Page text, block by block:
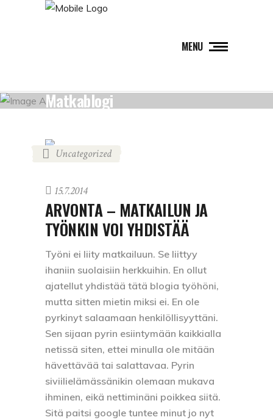
MENU
Matkablogi
Uncategorized
15.7.2014
ARVONTA – MATKAILUN JA
TYÖNKIN VOI YHDISTÄÄ
Työni ei liity matkailuun. Se liittyy
ihaniin suolaisiin herkkuihin. En ollut
ajatellut yhdistää tätä blogia työhöni,
mutta sitten mietin miksi ei. En ole
pyrkinyt salaamaan henkilöllisyyttäni.
Sen sijaan pyrin esiintymään kaikkialla
netissä siten, ettei minulla ole mitään
hävettävää tai salattavaa. Pyrin
siviilielämässänikin olemaan mukava
ihminen, eikä nettiminäni poikkea siitä.
Sitä paitsi google tuntee minut jo nyt